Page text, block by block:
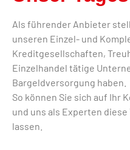
Als führender Anbieter
unseren Einzel- und
Kreditgesellschaften,
Einzelhandel tätige
Bargeldversorgung haben.
So können Sie sich auf Ihr
und uns als Experten
lassen.